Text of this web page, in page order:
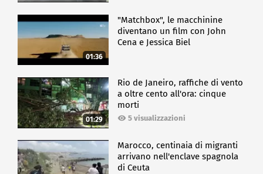
01:36
"Matchbox", le macchinine
diventano un film con John
Cena e Jessica Biel
01:29
Rio de Janeiro, raffiche di vento
a oltre cento all'ora: cinque
morti
5 visualizzazioni
Marocco, centinaia di migranti
arrivano nell'enclave spagnola
di Ceuta